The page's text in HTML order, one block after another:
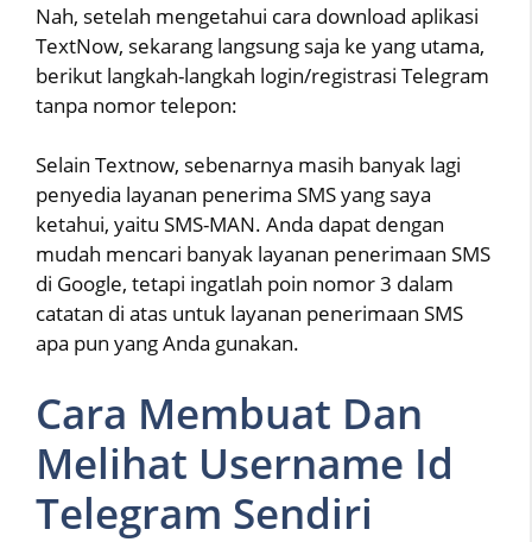
Nah, setelah mengetahui cara download aplikasi
TextNow, sekarang langsung saja ke yang utama,
berikut langkah-langkah login/registrasi Telegram
tanpa nomor telepon:
Selain Textnow, sebenarnya masih banyak lagi
penyedia layanan penerima SMS yang saya
ketahui, yaitu SMS-MAN. Anda dapat dengan
mudah mencari banyak layanan penerimaan SMS
di Google, tetapi ingatlah poin nomor 3 dalam
catatan di atas untuk layanan penerimaan SMS
apa pun yang Anda gunakan.
Cara Membuat Dan
Melihat Username Id
Telegram Sendiri